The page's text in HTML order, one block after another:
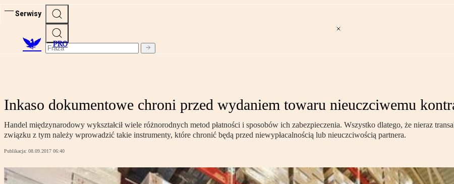
Serwisy
PRO
Inkaso dokumentowe chroni przed wydaniem towaru nieuczciwemu
Handel międzynarodowy wykształcił wiele różnorodnych metod płatności i sposobów ich zabezpieczenia. Wszystko dlatego, że nieraz
związku z tym należy wprowadzić takie instrumenty, które chronić będą przed niewypłacalnością lub nieuczciwością partnera.
Publikacja: 08.09.2017 06:40